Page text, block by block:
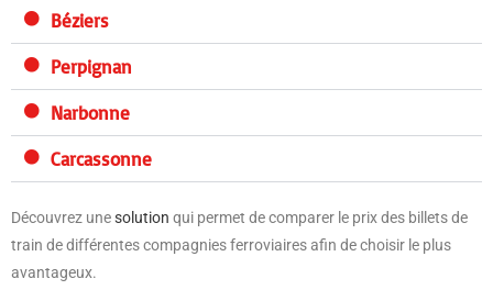
Béziers
Perpignan
Narbonne
Carcassonne
Découvrez unesolution qui permet de comparer le prix des billets de
train de différentes compagnies ferroviaires afin de choisir le plus
avantageux.